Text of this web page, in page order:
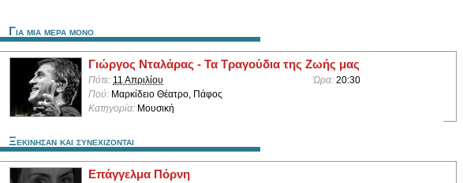
Για μια μερα μονο
Γιώργος Νταλάρας - Τα Τραγούδια της Ζωής μας
Πότε: 11 Απριλίου Ώρα: 20:30
Πού: Μαρκίδειο Θέατρο, Πάφος
Κατηγορία: Μουσική
Ξεκινησαν και συνεχιζονται
Επάγγελμα Πόρνη